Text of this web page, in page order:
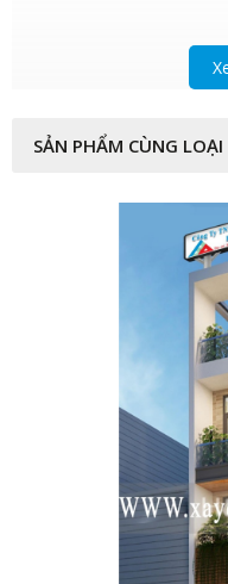
DỰ
Bạn cần
Công ty TNHH Tư
----------------- Biên
SẢN PHẨM CÙNG LOẠI